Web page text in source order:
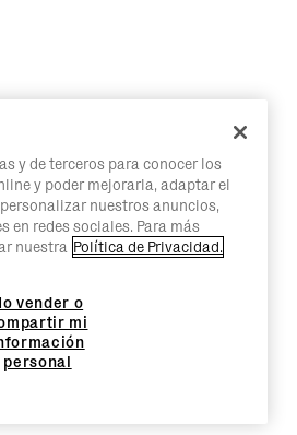
y de terceros para conocer los
y poder mejorarla, adaptar el
nuestros anuncios,
en redes sociales. Para más
nuestra Política de Privacidad.
vender o
mi
personal